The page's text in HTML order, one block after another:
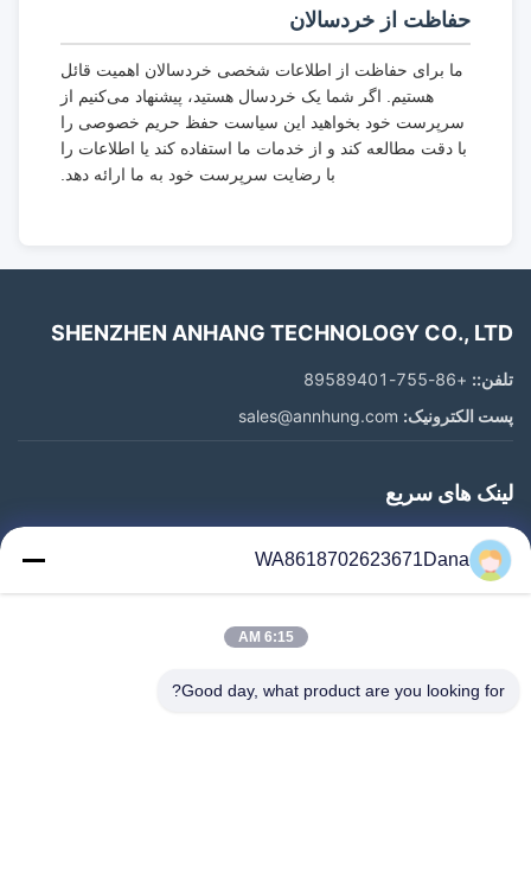
حفاظت از خردسالان
ما برای حفاظت از اطلاعات شخصی خردسالان اهمیت قائل
هستیم. اگر شما یک خردسال هستید، پیشنهاد می‌کنیم از
سرپرست خود بخواهید این سیاست حفظ حریم خصوصی را
با دقت مطالعه کند و از خدمات ما استفاده کند یا اطلاعات را
با رضایت سرپرست خود به ما ارائه دهد.
SHENZHEN ANHANG TECHNOLOGY CO., LTD
تلفن:: +86-755-89589401
پست الکترونیک:
لینک های سریع
خونه
محصولات
تور کارخانه
WA8618702623671Dana
6:15 AM
Good day, what product are you looking for?